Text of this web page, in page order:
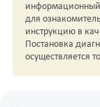
информационный
для
инструкцию в
Постановка
осуществляется